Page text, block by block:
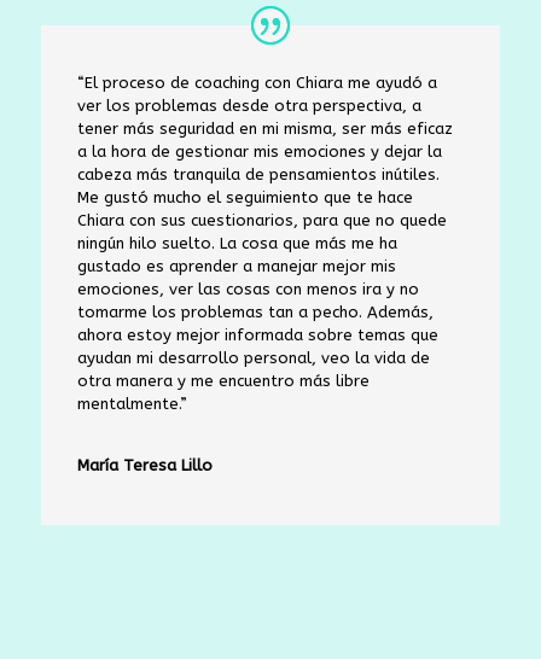
“El proceso de coaching con Chiara me ayudó a
ver los problemas desde otra perspectiva, a
tener más seguridad en mi misma, ser más eficaz
a la hora de gestionar mis emociones y dejar la
cabeza más tranquila de pensamientos inútiles.
Me gustó mucho el seguimiento que te hace
Chiara con sus cuestionarios, para que no quede
ningún hilo suelto. La cosa que más me ha
gustado es aprender a manejar mejor mis
emociones, ver las cosas con menos ira y no
tomarme los problemas tan a pecho. Además,
ahora estoy mejor informada sobre temas que
ayudan mi desarrollo personal, veo la vida de
otra manera y me encuentro más libre
mentalmente.”
María Teresa Lillo